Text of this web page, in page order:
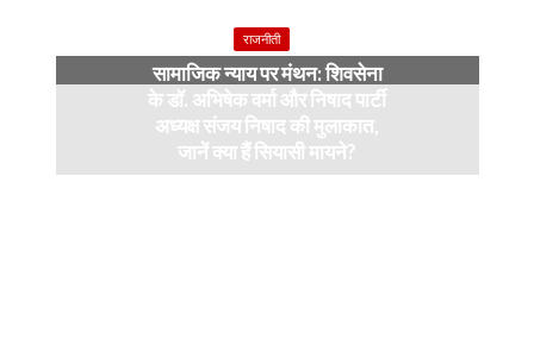
राजनीती
सामाजिक न्याय पर मंथन: शिवसेना
के डॉ. अभिषेक वर्मा और निषाद पार्टी
अध्यक्ष संजय निषाद की मुलाकात,
जानें क्या हैं सियासी मायने?